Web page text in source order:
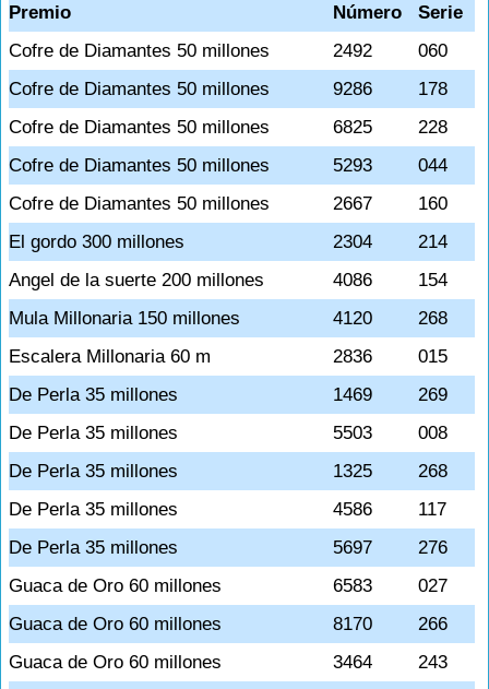
Premio Número
Serie
Cofre de Diamantes 50 millones
2492
060
Cofre de Diamantes 50 millones
9286
178
Cofre de Diamantes 50 millones
6825
228
Cofre de Diamantes 50 millones
5293
044
Cofre de Diamantes 50 millones
2667
160
El gordo 300 millones
2304
214
Angel de la suerte 200 millones
4086
154
Mula Millonaria 150 millones
4120
268
Escalera Millonaria 60 m
2836
015
De Perla 35 millones
1469
269
De Perla 35 millones
5503
008
De Perla 35 millones
1325
268
De Perla 35 millones
4586
117
De Perla 35 millones
5697
276
Guaca de Oro 60 millones
6583
027
Guaca de Oro 60 millones
8170
266
Guaca de Oro 60 millones
3464
243